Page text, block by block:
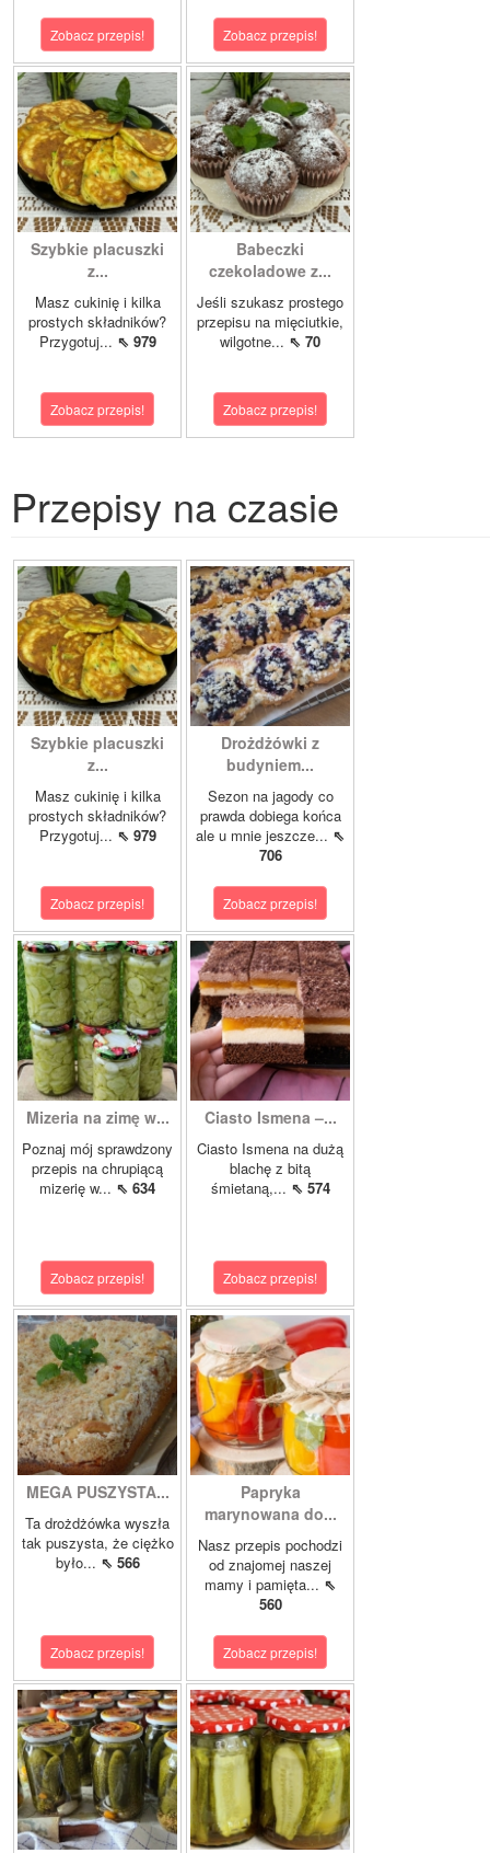
Zobacz przepis! Zobacz przepis!
Szybkie placuszki
z...
Masz cukinię i kilka
prostych składników?
Przygotuj... ⇖ 979
Zobacz przepis!
Babeczki
czekoladowe z...
Jeśli szukasz prostego
przepisu na mięciutkie,
wilgotne... ⇖ 70
Zobacz przepis!
Przepisy na czasie
Szybkie placuszki
z...
Masz cukinię i kilka
prostych składników?
Przygotuj... ⇖ 979
Zobacz przepis!
Drożdżówki z
budyniem...
Sezon na jagody co
prawda dobiega końca
ale u mnie jeszcze... ⇖
706
Zobacz przepis!
Mizeria na zimę w...
Poznaj mój sprawdzony
przepis na chrupiącą
mizerię w... ⇖ 634
Zobacz przepis!
Ciasto Ismena –...
Ciasto Ismena na dużą
blachę z bitą
śmietaną,... ⇖ 574
Zobacz przepis!
MEGA PUSZYSTA...
Ta drożdżówka wyszła
tak puszysta, że ciężko
było... ⇖ 566
Zobacz przepis!
Papryka
marynowana do...
Nasz przepis pochodzi
od znajomej naszej
mamy i pamięta... ⇖
560
Zobacz przepis!